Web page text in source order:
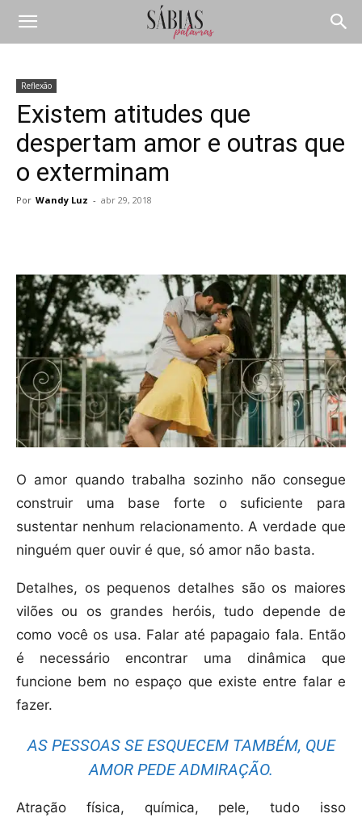
Reflexão
Existem atitudes que
despertam amor e outras que
o exterminam
Por Wandy Luz - abr 29, 2018
O amor quando trabalha sozinho não consegue
construir uma base forte o suficiente para
sustentar nenhum relacionamento. A verdade que
ninguém quer ouvir é que, só amor não basta.
Detalhes, os pequenos detalhes são os maiores
vilões ou os grandes heróis, tudo depende de
como você os usa. Falar até papagaio fala. Então
é necessário encontrar uma dinâmica que
funcione bem no espaço que existe entre falar e
fazer.
AS PESSOAS SE ESQUECEM TAMBÉM, QUE
AMOR PEDE ADMIRAÇÃO.
Atração física, química, pele, tudo isso